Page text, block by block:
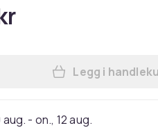
Legg
Legg i
aug. - on., 12 aug.